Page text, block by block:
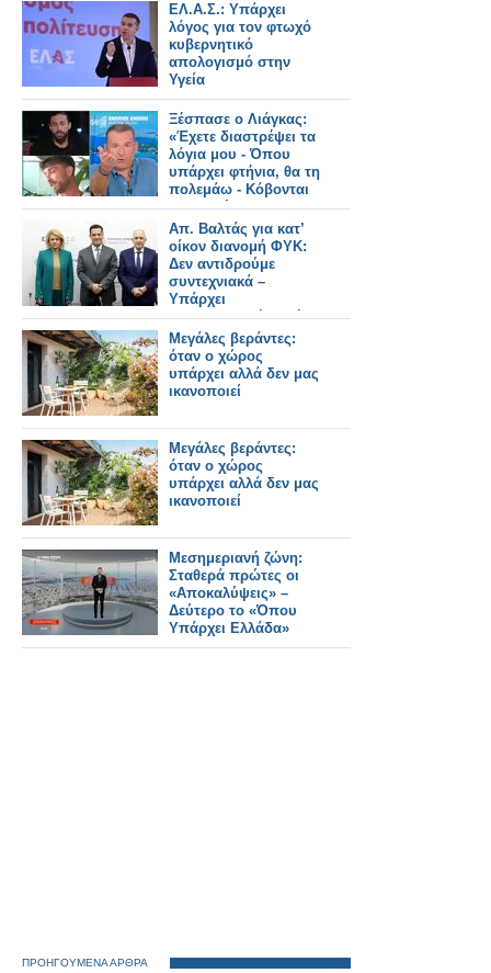
ΕΛ.Α.Σ.: Υπάρχει
λόγος για τον φτωχό
κυβερνητικό
απολογισμό στην
Υγεία
Ξέσπασε ο Λιάγκας:
«Έχετε διαστρέψει τα
λόγια μου - Όπου
υπάρχει φτήνια, θα τη
πολεμάω - Κόβονται
εκπομπές και δεν
αντικαθίστανται
Απ. Βαλτάς για κατ’
οίκον διανομή ΦΥΚ:
Δεν αντιδρούμε
συντεχνιακά –
Υπάρχει
φαρμακευτική αρχή
και πρακτική
Μεγάλες βεράντες:
όταν ο χώρος
υπάρχει αλλά δεν μας
ικανοποιεί
Μεγάλες βεράντες:
όταν ο χώρος
υπάρχει αλλά δεν μας
ικανοποιεί
Μεσημεριανή ζώνη:
Σταθερά πρώτες οι
«Αποκαλύψεις» –
Δεύτερο το «Όπου
Υπάρχει Ελλάδα»
ΠΡΟΗΓΟΥΜΕΝΑ ΑΡΘΡΑ